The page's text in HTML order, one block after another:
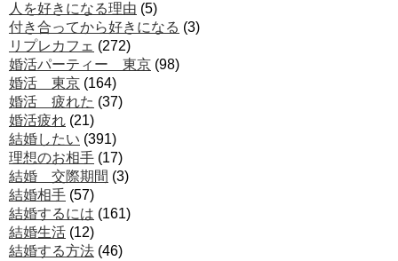
人を好きになる理由 (5)
付き合ってから好きになる (3)
リプレカフェ (272)
婚活パーティー 東京 (98)
婚活 東京 (164)
婚活 疲れた (37)
婚活疲れ (21)
結婚したい (391)
理想のお相手 (17)
結婚 交際期間 (3)
結婚相手 (57)
結婚するには (161)
結婚生活 (12)
結婚する方法 (46)